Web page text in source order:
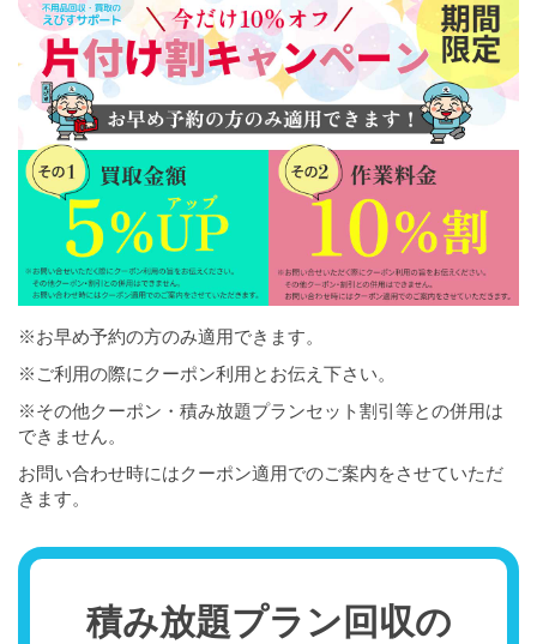
※お早め予約の方のみ適用できます。
※ご利用の際にクーポン利用とお伝え下さい。
※その他クーポン・積み放題プランセット割引等との併用は
できません。
お問い合わせ時にはクーポン適用でのご案内をさせていただ
きます。
積み放題プラン回収の